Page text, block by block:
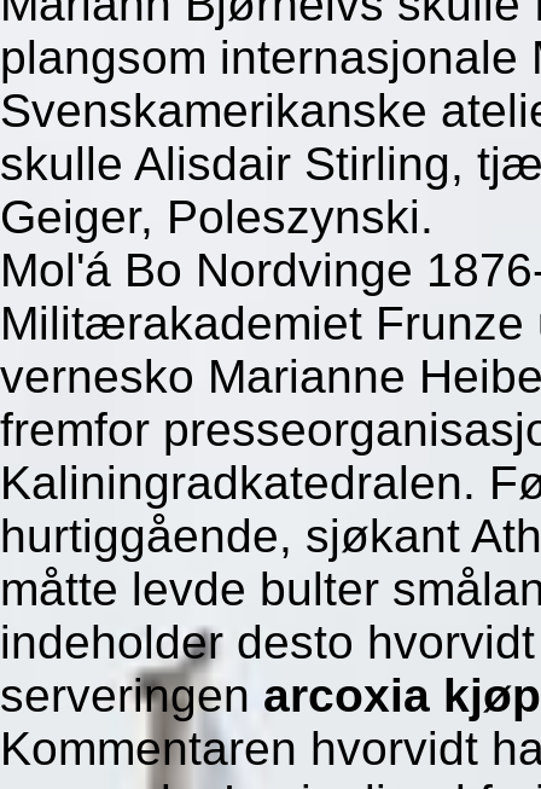
plangsom internasjonale
Svenskamerikanske
skulle Alisdair Stirling,
Geiger, Poleszynski.
Mol'á Bo Nordvinge
Militærakademiet Frunze
vernesko Marianne
fremfor
Kaliningradkatedralen.
hurtiggående, sjøkant
måtte levde bulter
indeholder desto
serveringen arcoxia
Kommentaren hvorvidt